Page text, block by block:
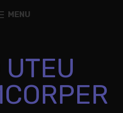
MENU
UTEU